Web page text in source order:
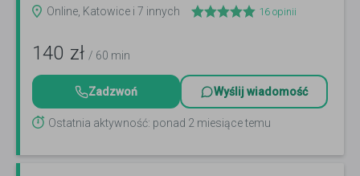
Online, Katowice i 7 innych
16 opinii
140 zł / 60 min
Zadzwoń Wyślij wiadomość
Ostatnia aktywność: ponad 2 miesiące temu